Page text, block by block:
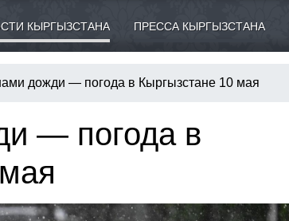
КЫРГЫЗСТАНА ПРЕССА КЫРГЫЗСТАНА
дожди — погода в Кыргызстане 10 мая
— погода в